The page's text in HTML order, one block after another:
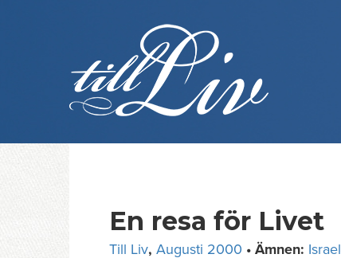
En resa för Livet
Till Liv, Augusti 2000 • Ämnen: Israel